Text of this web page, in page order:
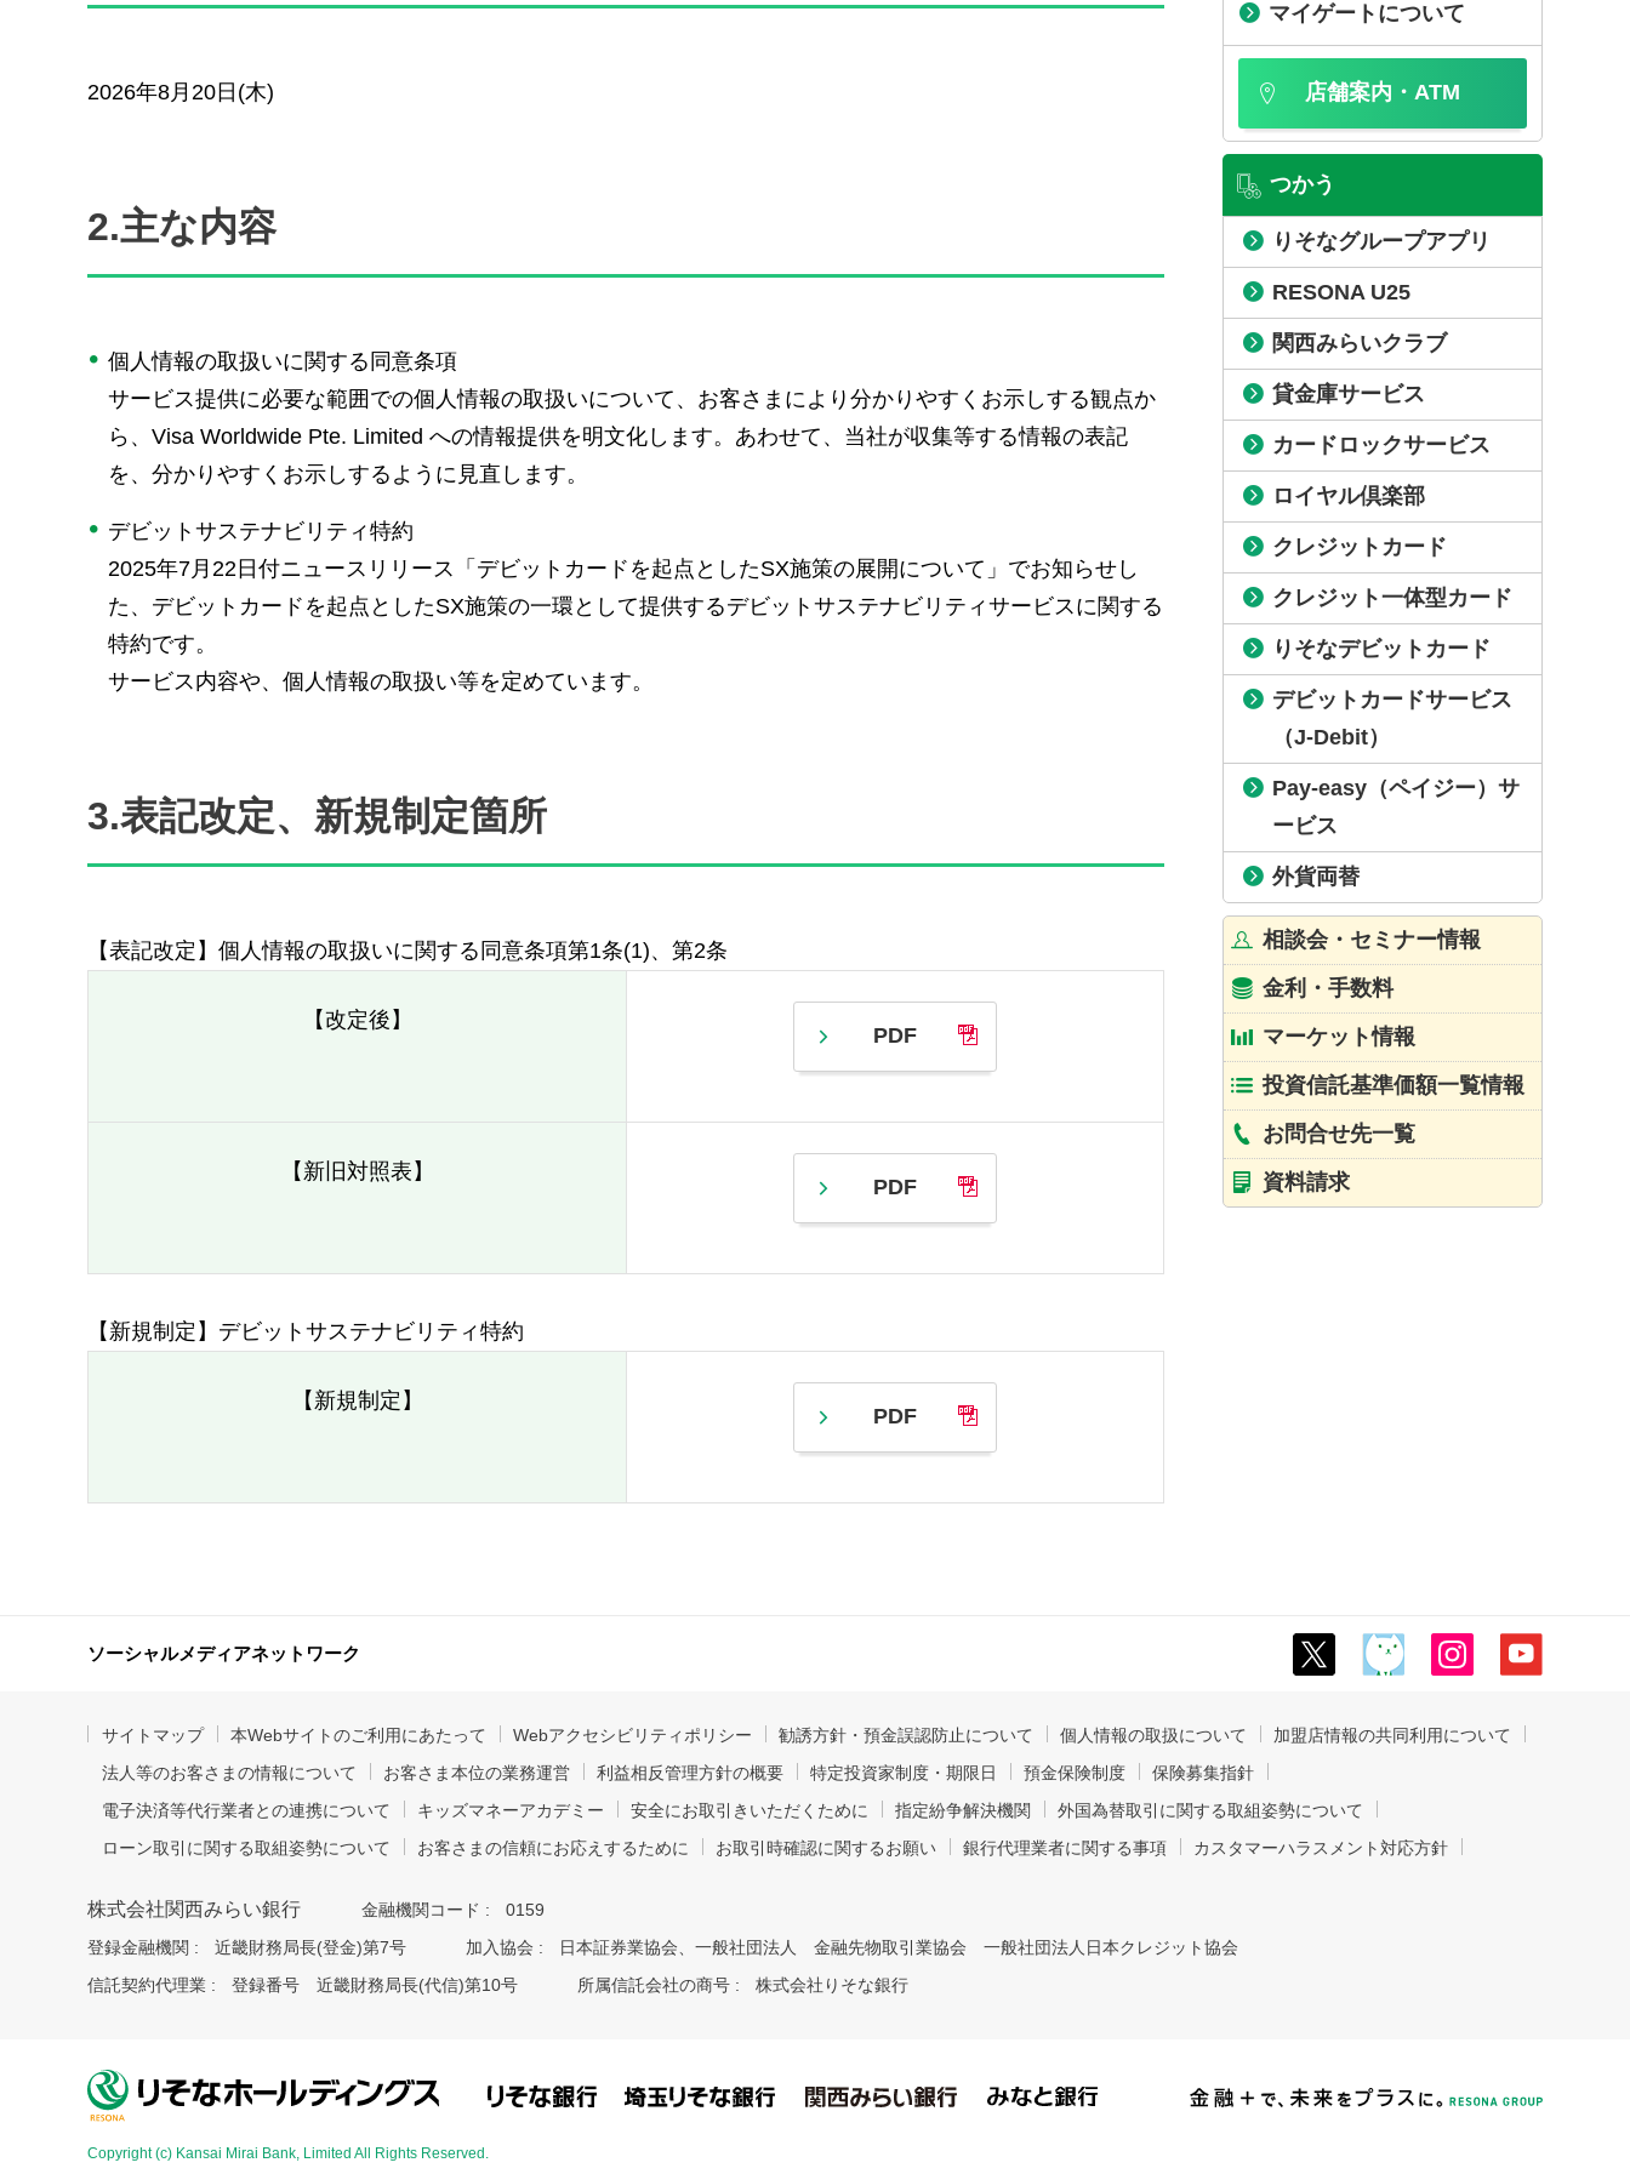
2026年8月20日(木)
2.主な内容
個人情報の取扱いに関する同意条項
サービス提供に必要な範囲での個人情報の取扱いについて、お客さまにより分かりやすくお示しする観点か
ら、Visa Worldwide Pte. Limited への情報提供を明文化します。あわせて、当社が収集等する情報の表記
を、分かりやすくお示しするように見直します。
デビットサステナビリティ特約
2025年7月22日付ニュースリリース「デビットカードを起点としたSX施策の展開について」でお知らせし
た、デビットカードを起点としたSX施策の一環として提供するデビットサステナビリティサービスに関する
特約です。
サービス内容や、個人情報の取扱い等を定めています。
3.表記改定、新規制定箇所
【表記改定】個人情報の取扱いに関する同意条項第1条(1)、第2条
【改定後】
PDF
【新旧対照表】
PDF
【新規制定】デビットサステナビリティ特約
【新規制定】
PDF
マイゲートについて
店舗案内・ATM
つかう
りそなグループアプリ
RESONA U25
関西みらいクラブ
貸金庫サービス
カードロックサービス
ロイヤル倶楽部
クレジットカード
クレジット一体型カード
りそなデビットカード
デビットカードサービス
（J-Debit）
Pay-easy（ペイジー）サ
ービス
外貨両替
相談会・セミナー情報
金利・手数料
マーケット情報
投資信託基準価額一覧情報
お問合せ先一覧
資料請求
ソーシャルメディアネットワーク
サイトマップ 本Webサイトのご利用にあたって Webアクセシビリティポリシー 勧誘方針・預金誤認防止について 個人情報の取扱について
加盟店情報の共同利用について
法人等のお客さまの情報について
お客さま本位の業務運営 利益相反管理方針の概要 特定投資家制度・期限日 預金保険制度
保険募集指針
電子決済等代行業者との連携について
キッズマネーアカデミー 安全にお取引きいただくために 指定紛争解決機関
外国為替取引に関する取組姿勢について
ローン取引に関する取組姿勢について
お客さまの信頼にお応えするために お取引時確認に関するお願い 銀行代理業者に関する事項 カスタマーハラスメント対応方針
株式会社関西みらい銀行 金融機関コード :
0159
登録金融機関 :
近畿財務局長(登金)第7号 加入協会 :
日本証券業協会、一般社団法人 金融先物取引業協会 一般社団法人日本クレジット協会
信託契約代理業 :
登録番号 近畿財務局長(代信)第10号 所属信託会社の商号 : 株式会社りそな銀行
Copyright (c) Kansai Mirai Bank, Limited All Rights Reserved.